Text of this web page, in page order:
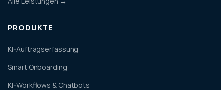
PRODUKTE
KI-Auftragserfassung
Smart Onboarding
KI-Workflows & Chatbots